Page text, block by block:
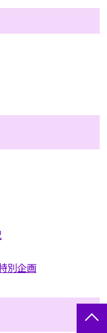
別企画